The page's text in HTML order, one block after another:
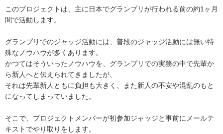
このプロジェクトは、主に日本でグランプリが行われる前の約1ヶ月
間で活動します。
グランプリでのジャッジ活動には、普段のジャッジ活動には無い特
殊なノウハウが多くあります。
かつてはそういったノウハウを、グランプリでの実務の中で先輩か
ら新人へと伝えられてきましたが、
それは先輩新人ともに負担も大きく、また新人の不安や混乱のもと
になってしまっていました。
そこで、プロジェクトメンバーが初参加ジャッジと事前にメールテ
キストでやり取りをします。